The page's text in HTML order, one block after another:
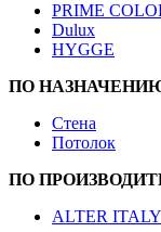
PRIME
Dulux
HYGGE
ПО
Стена
Потолок
ПО
ALTER ITALY